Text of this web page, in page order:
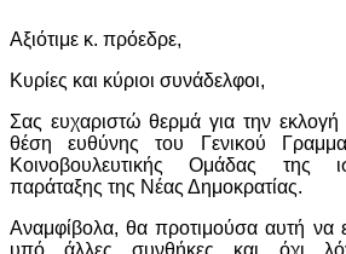
Αξιότιμε κ. πρόεδρε,
Κυρίες και κύριοι συνάδελφοι,
Σας ευχαριστώ θερμά για την
θέση ευθύνης του Γενικού
Κοινοβουλευτικής Ομάδας της
παράταξης της Νέας Δημοκρατίας.
Αναμφίβολα, θα προτιμούσα αυτή να
υπό άλλες συνθήκες και όχι